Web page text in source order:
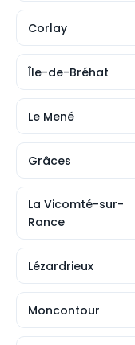
Corlay
Île-de-Bréhat
Le Mené
Grâces
La Vicomté-sur-
Rance
Lézardrieux
Moncontour